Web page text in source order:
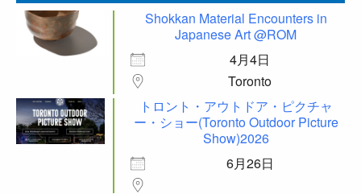
Shokkan Material Encounters in
Japanese Art @ROM
4月4日
Toronto
トロント・アウトドア・ピクチャ
ー・ショー(Toronto Outdoor Picture
Show)2026
6月26日